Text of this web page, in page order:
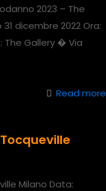
2023 – The
dicembre 2022 Ora:
The Gallery � Via
Read more
Milano Data: